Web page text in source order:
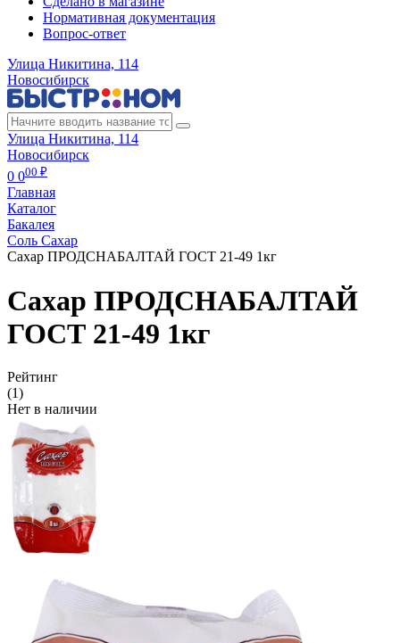
Нормативная документация
Вопрос-ответ
Улица Никитина, 114
Новосибирск
Улица Никитина, 114
Новосибирск
0 000 ₽
Главная
Каталог
Бакалея
Соль Сахар
Сахар ПРОДСНАБАЛТАЙ ГОСТ 21-49 1кг
Сахар ПРОДСНАБАЛТАЙ
ГОСТ 21-49 1кг
Рейтинг
(1)
Нет в наличии